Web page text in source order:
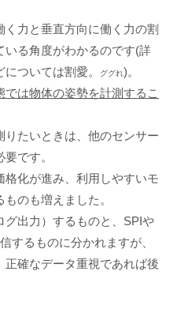
力と垂直方向に働く力の割
る角度がわかるのです(詳
ついては割愛。
ググれ)。
では物体の姿勢を計測するこ
たいときは、他のセンサー
です。
化が進み、利用しやすいモ
のも増えました。
グ出力）するものと、SPIや
するものに分かれますが、
確なデータ重視であれば後